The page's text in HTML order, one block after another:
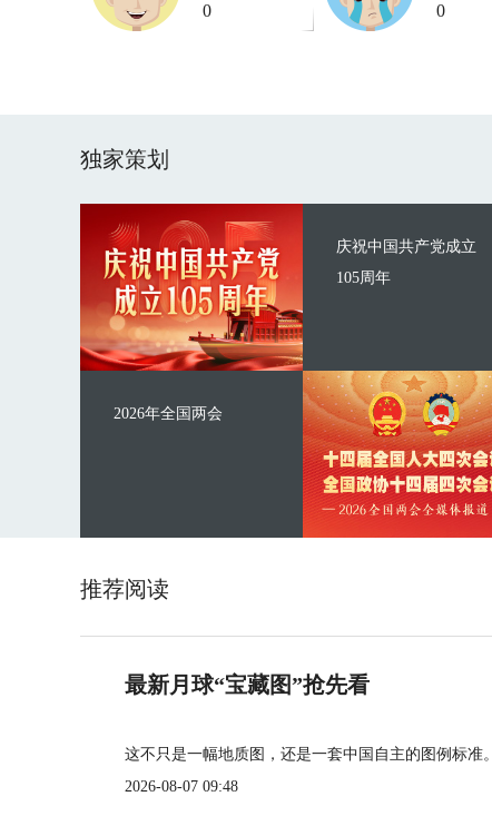
0 0
独家策划
庆祝中国共产党成立
105周年
2026年全国两会
推荐阅读
最新月球“宝藏图”抢先看
这不只是一幅地质图，还是一套中国自主的图例标准。
2026-08-07 09:48